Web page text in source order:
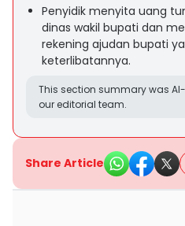
Penyidik menyita uang
dinas wakil bupati dan
rekening ajudan bupati
keterlibatannya.
This section summary was
our editorial team.
Share Article